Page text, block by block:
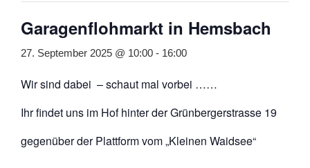
Garagenflohmarkt in Hemsbach
27. September 2025 @ 10:00 - 16:00
Wir sind dabei – schaut mal vorbei ……
Ihr findet uns im Hof hinter der Grünbergerstrasse 19
gegenüber der Plattform vom „Kleinen Waidsee“